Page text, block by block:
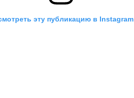
эту публикацию в Instagram